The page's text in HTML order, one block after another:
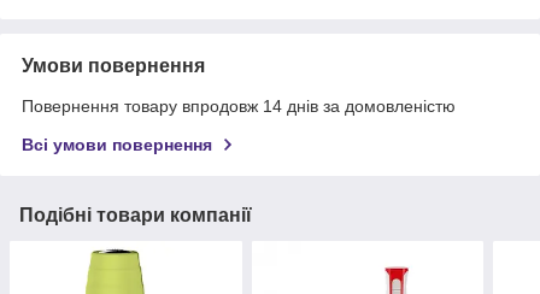
Умови повернення
Повернення товару впродовж 14 днів за домовленістю
Всі умови повернення
Подібні товари компанії